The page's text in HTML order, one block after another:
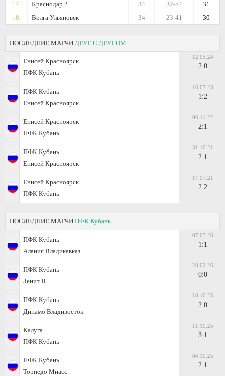
17. Краснодар 2 31
32-54
34
18.
Волга Ульяновск 30
23-41
34
ПОСЛЕДНИЕ МАТЧИ ДРУГ С ДРУГОМ
Енисей Красноярск
ПФК Кубань
12.05.24
2:0
ПФК Кубань
Енисей Красноярск
16.07.23
1:2
Енисей Красноярск
ПФК Кубань
06.11.22
2:1
ПФК Кубань
Енисей Красноярск
31.10.21
2:1
Енисей Красноярск
ПФК Кубань
17.07.21
2:2
ПОСЛЕДНИЕ МАТЧИ ПФК Кубань
ПФК Кубань
Алания Владикавказ
07.03.26
1:1
ПФК Кубань
Зенит II
28.02.26
0:0
ПФК Кубань
Динамо Владивосток
18.10.25
2:0
Калуга
ПФК Кубань
11.10.25
3:1
ПФК Кубань
Торпедо Миасс
04.10.25
2:1